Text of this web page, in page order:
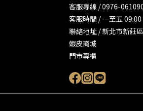
客服專線 / 0976-
客服時間 / 一至五
聯絡地址 / 新北市新莊
蝦皮商城
門市專櫃